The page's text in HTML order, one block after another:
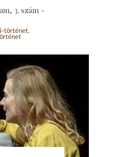
3. szám -
történet